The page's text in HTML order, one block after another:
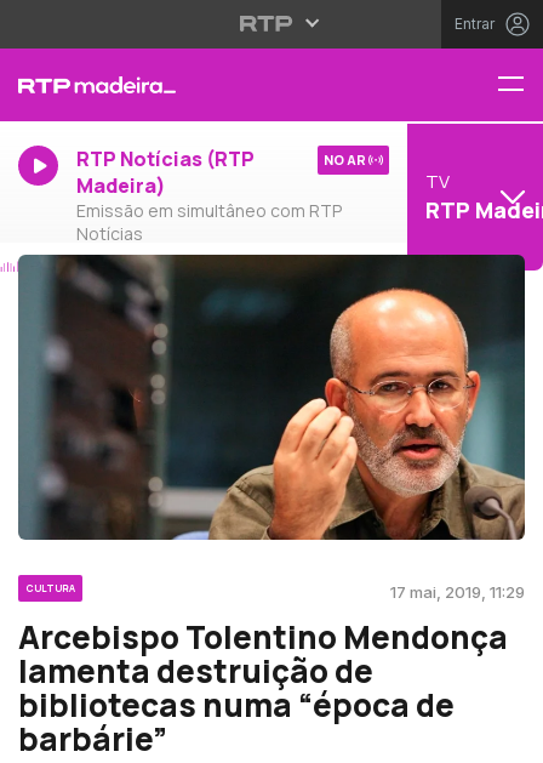
Entrar
RTP Notícias (RTP
Madeira)
Emissão em simultâneo com RTP
Notícias
NO AR
TV
RTP
CULTURA 17 mai, 2019, 11:29
Arcebispo Tolentino Mendonça
lamenta destruição de
bibliotecas numa “época de
barbárie”